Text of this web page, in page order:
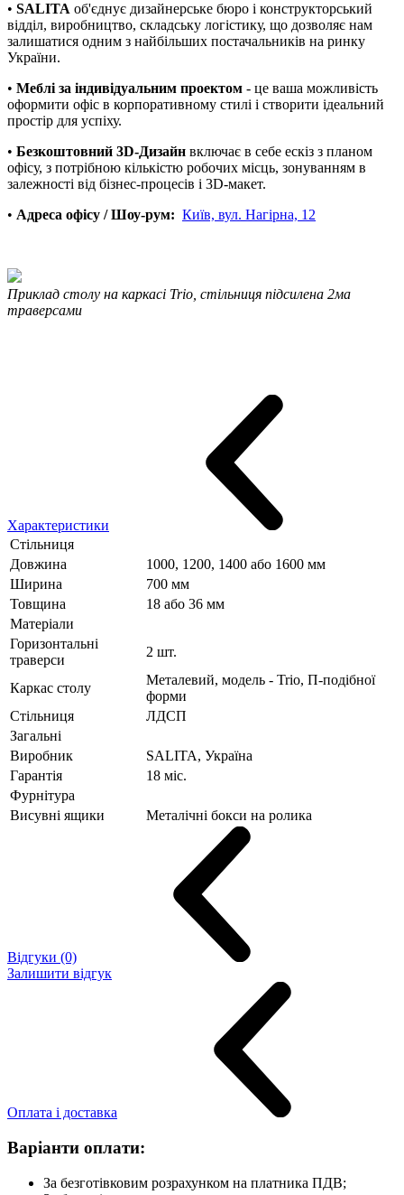
• SALITA об'єднує дизайнерське бюро і конструкторський
відділ, виробництво, складську логістику, що дозволяє нам
залишатися одним з найбільших постачальників на ринку
України.
• Меблі за індивідуальним проектом - це ваша можливість
оформити офіс в корпоративному стилі і створити ідеальний
простір для успіху.
• Безкоштовний 3D-Дизайн включає в себе ескіз з планом
офісу, з потрібною кількістю робочих місць, зонуванням в
залежності від бізнес-процесів і 3D-макет.
• Адреса офісу / Шоу-рум: Київ, вул. Нагірна, 12
Приклад столу на каркасі Trio, стільниця підсилена 2ма
траверсами
Характеристики
Стільниця
Довжина
1000, 1200, 1400 або 1600 мм
Ширина
700 мм
Товщина
18 або 36 мм
Матеріали
Горизонтальні
траверси
2 шт.
Каркас столу
Металевий, модель - Trio, П-подібної
форми
Стільниця
ЛДСП
Загальні
Виробник
SALITA, Україна
Гарантія
18 міс.
Фурнітура
Висувні ящики
Металічні бокси на ролика
Відгуки (0)
Залишити відгук
Оплата і доставка
Варіанти оплати:
За безготівковим розрахунком на платника ПДВ;